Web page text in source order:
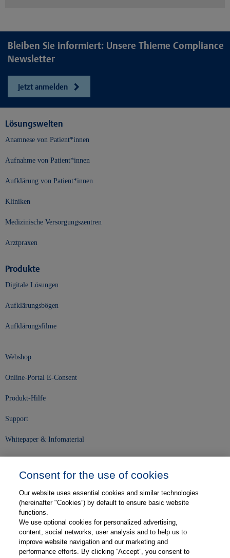
Bleiben Sie informiert: Unsere Thieme Compliance
Newsletter
Jetzt anmelden
Lösungswelten
Anamnese von Patient*innen
Aufnahme von Patient*innen
Aufklärung von Patient*innen
Kliniken
Medizinische Versorgungszentren
Arztpraxen
Produkte
Digitale Lösungen
Aufklärungsbögen
Aufklärungsfilme
Webshop
Online-Portal E-Consent
Produkt-Hilfe
Support
Whitepaper & Infomaterial
Karriere
Kontakt
Web-Semniare
Consent for the use of cookies
Our website uses essential cookies and similar technologies
(hereinafter "Cookies”) by default to ensure basic website
functions.
We use optional cookies for personalized advertising,
content, social networks, user analysis and to help us to
improve website navigation and our marketing and
performance efforts. By clicking “Accept”, you consent to